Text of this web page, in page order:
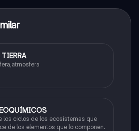
los ciclos de los ecosistemas que
de los elementos que lo componen.